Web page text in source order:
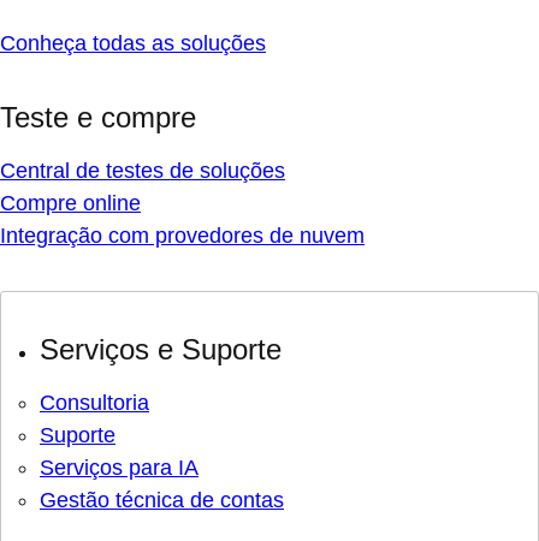
Conheça todas as soluções
Teste e compre
Central de testes de soluções
Compre online
Integração com provedores de nuvem
Serviços e Suporte
Consultoria
Suporte
Serviços para IA
Gestão técnica de contas